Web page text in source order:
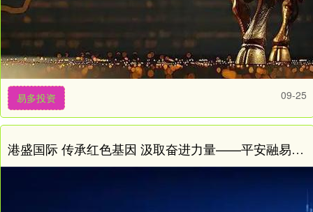
易多投资 09-25
港盛国际 传承红色基因 汲取奋进力量——平安融易组织开展系列主题党建活动